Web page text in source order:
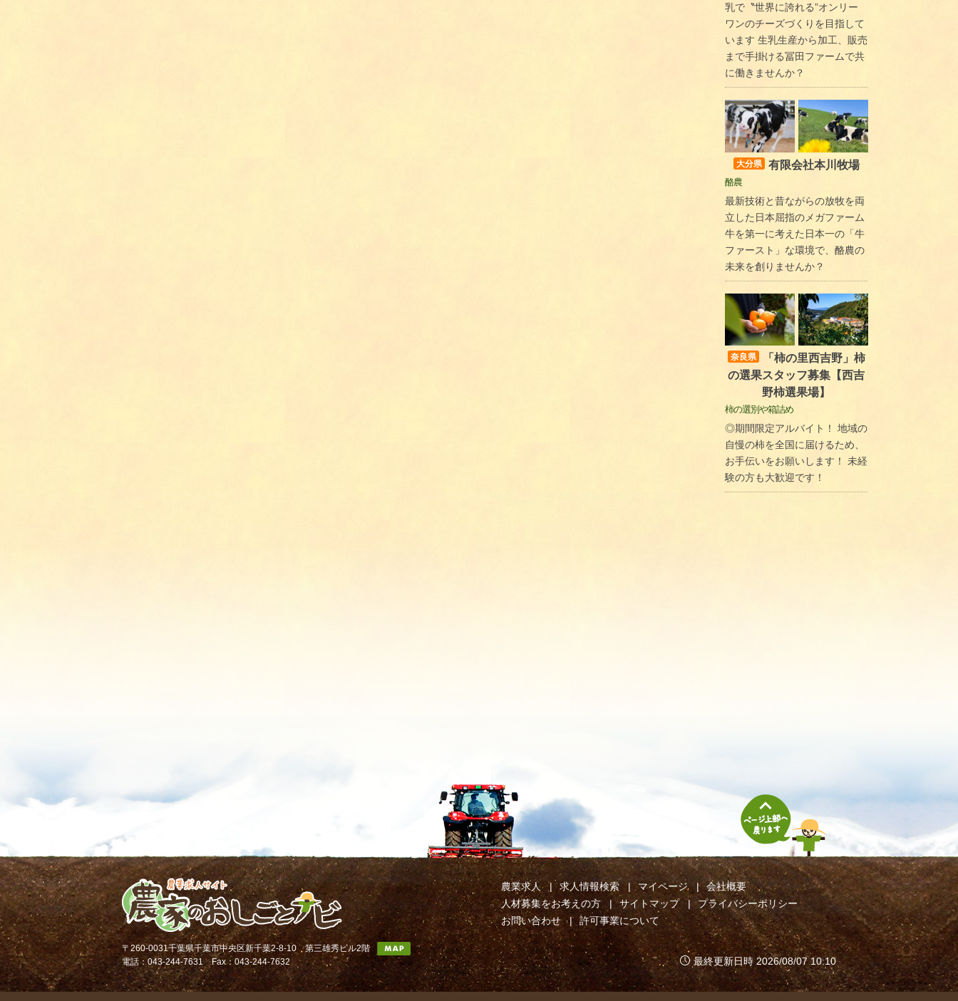
乳で〝世界に誇れる”オンリー
ワンのチーズづくりを目指して
います 生乳生産から加工、販売
まで手掛ける冨田ファームで共
に働きませんか？
大分県 有限会社本川牧場
酪農
最新技術と昔ながらの放牧を両
立した日本屈指のメガファーム
牛を第一に考えた日本一の「牛
ファースト」な環境で、酪農の
未来を創りませんか？
奈良県
「柿の里西吉野」柿
の選果スタッフ募集【西吉
野柿選果場】
柿の選別や箱詰め
◎期間限定アルバイト！ 地域の
自慢の柿を全国に届けるため、
お手伝いをお願いします！ 未経
験の方も大歓迎です！
〒260-0031千葉県千葉市中央区新千葉2-8-10 第三雄秀ビル2階
電話：043-244-7631 Fax：043-244-7632
農業求人 求人情報検索 マイページ
会社概要
人材募集をお考えの方
サイトマップ
プライバシーポリシー
お問い合わせ
許可事業について
最終更新日時 2026/08/07 10:10